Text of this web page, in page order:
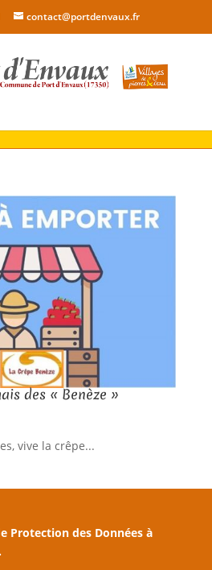
contact@portdenvaux.fr
des « Benèze »
vive la crêpe...
Protection des Données à